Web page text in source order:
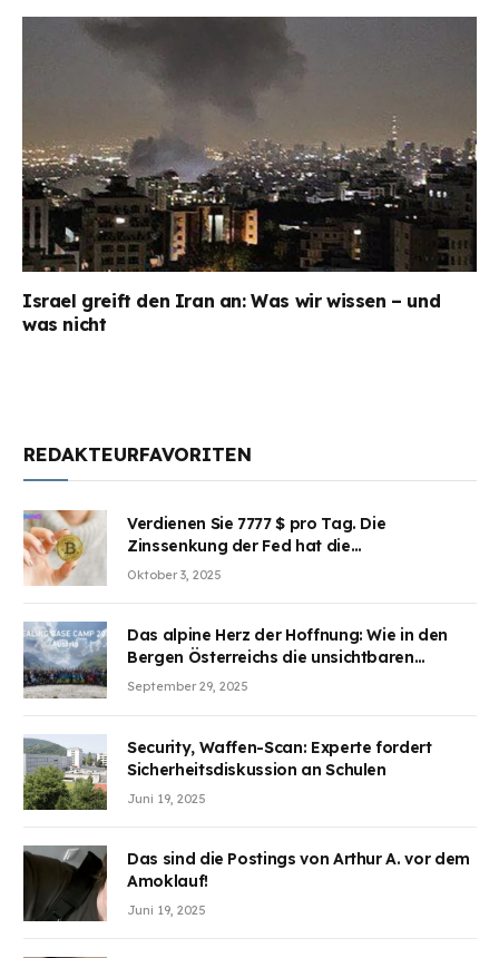
Israel greift den Iran an: Was wir wissen – und
was nicht
REDAKTEURFAVORITEN
Verdienen Sie 7777 $ pro Tag. Die
Zinssenkung der Fed hat die
Aufmerksamkeit des Marktes erregt.
Oktober 3, 2025
Das alpine Herz der Hoffnung: Wie in den
Bergen Österreichs die unsichtbaren
Wunden des Kriegesheilen
September 29, 2025
Security, Waffen-Scan: Experte fordert
Sicherheitsdiskussion an Schulen
Juni 19, 2025
Das sind die Postings von Arthur A. vor dem
Amoklauf!
Juni 19, 2025